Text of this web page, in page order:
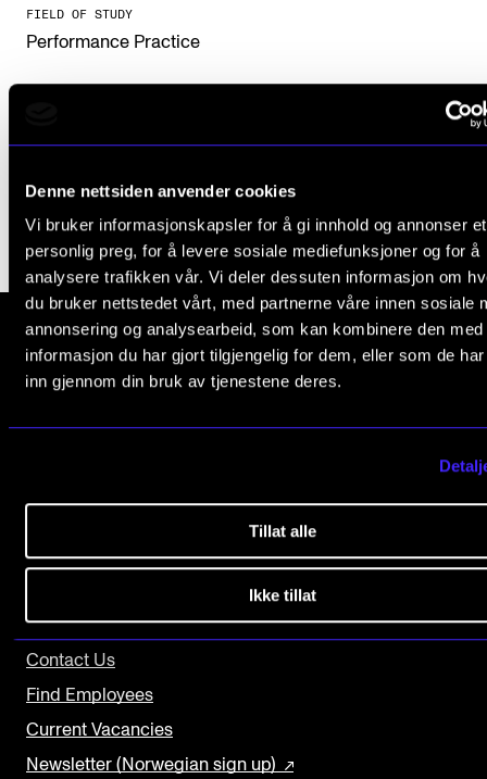
Denne nettsiden anvender cookies
Vi bruker informasjonskapsler for å gi innhold og annonser et
personlig preg, for å levere sosiale mediefunksjoner og for å
analysere trafikken vår. Vi deler dessuten informasjon om
du bruker nettstedet vårt, med partnerne våre innen sosiale
annonsering og analysearbeid, som kan kombinere den med
informasjon du har gjort tilgjengelig for dem, eller som de
inn gjennom din bruk av tjenestene deres.
Tillat alle
Ikke tillat
International Activities
IN.TUNE
Find Employees
For Students and Employees
The Student Committee (SUT) (student.nmh.no)
FIELD OF STUDY
Performance Practice
Photo: Kjetil Bjørgan
The Norwegian Academy of Music
0369 Oslo, Norway
post@nmh.no
Study Programmes and Courses
Contact Us
Find Employees
Current Vacancies
Newsletter (Norwegian sign up)